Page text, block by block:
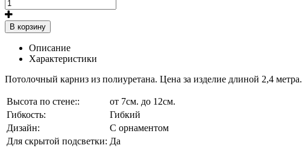
В корзину
Описание
Характеристики
Потолочный карниз из полиуретана. Цена за изделие длиной 2,4 метра.
Высота по стене::
от 7см. до 12см.
Гибкость:
Гибкий
Дизайн:
С орнаментом
Для скрытой подсветки: Да